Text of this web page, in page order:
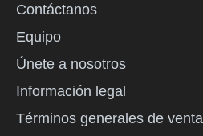
Contáctanos
Equipo
Únete a nosotros
Información legal
Términos generales de venta